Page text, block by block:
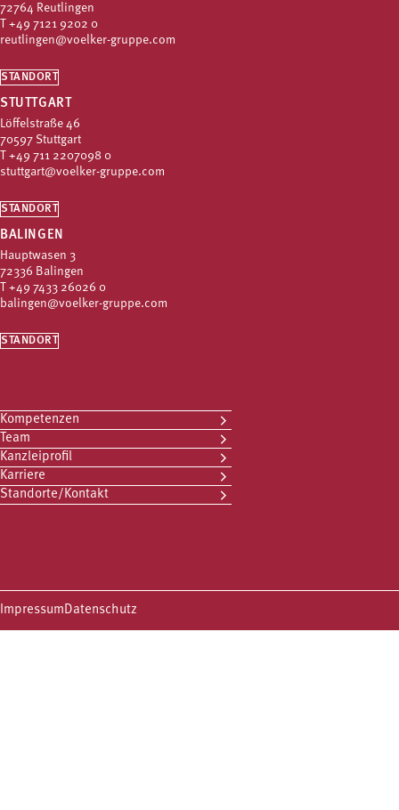
72764 Reutlingen
T +49 7121 9202 0
reutlingen@voelker-gruppe.com
STANDORT
STUTTGART
Löffelstraße 46
70597 Stuttgart
T +49 711 2207098 0
stuttgart@voelker-gruppe.com
STANDORT
BALINGEN
Hauptwasen 3
72336 Balingen
T +49 7433 26026 0
balingen@voelker-gruppe.com
STANDORT
Kompetenzen
Team
Kanzleiprofil
Karriere
Standorte/Kontakt
Impressum Datenschutz